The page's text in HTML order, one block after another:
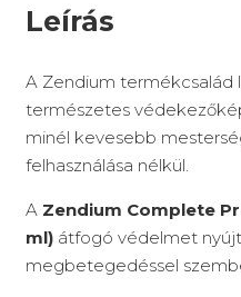
Leírás
A Zendium termékcsalád
természetes
minél kevesebb
felhasználása nélkül.
A Zendium Complete
ml) átfogó védelmet
megbetegedéssel